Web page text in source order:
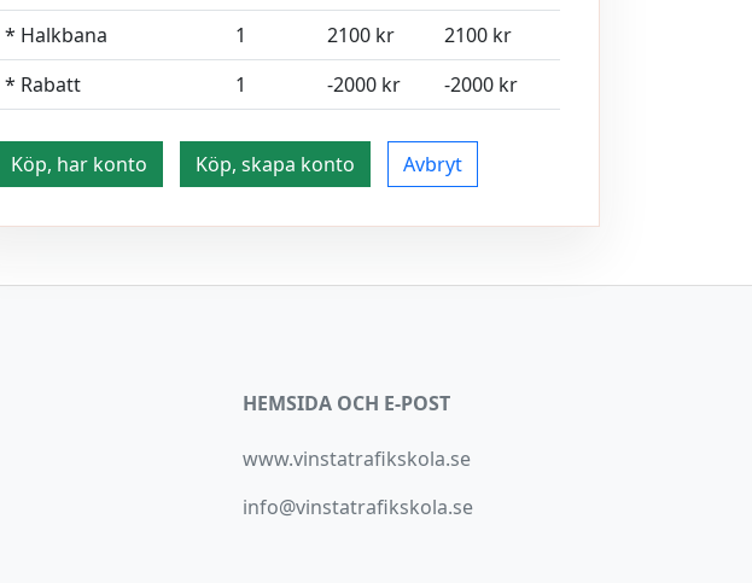
* Halkbana
1 2100 kr
2100 kr
* Rabatt
1 -2000 kr -2000 kr
Köp, har konto Köp, skapa konto Avbryt
HEMSIDA OCH E-POST
www.vinstatrafikskola.se
info@vinstatrafikskola.se